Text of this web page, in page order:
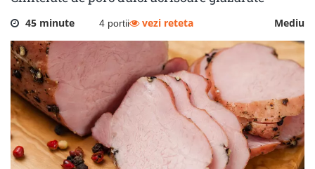
45 minute 4 portii Mediu
vezi reteta